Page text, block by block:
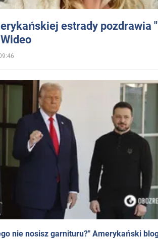
estrady pozdrawia
nie nosisz garnituru?" Amerykański